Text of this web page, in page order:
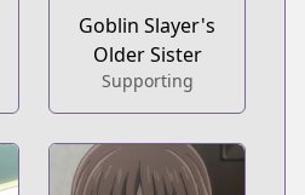
Goblin Slayer's
Older Sister
Supporting